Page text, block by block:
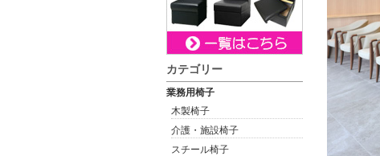
カテゴリー
業務用椅子
木製椅子
介護・施設椅子
スチール椅子